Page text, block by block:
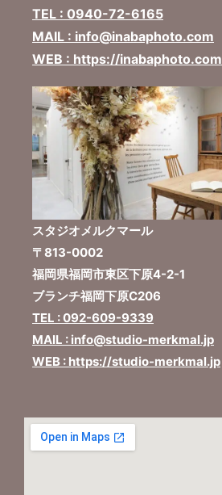
TEL : 0940-72-6165
MAIL : info@inabaphoto.com
WEB : https://inabaphoto.com
スタジオメルクマール
〒813-0002
福岡県福岡市東区下原4-2-1
ブランチ福岡下原C206
TEL : 092-609-9339
MAIL : info@studio-merkmal.jp
WEB : https://studio-merkmal.jp